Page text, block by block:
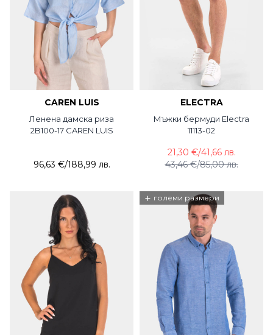
CAREN LUIS
Ленена дамска риза
2B100-17 CAREN LUIS
96,63 €/188,99 лв.
ELECTRA
Мъжки бермуди Electra
11113-02
43,46 €/85,00 лв.
21,30 €/41,66 лв.
+ големи размери